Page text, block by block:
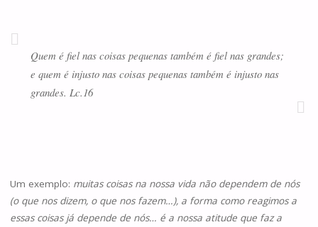
Quem é fiel nas coisas pequenas também é fiel nas grandes;
e quem é injusto nas coisas pequenas também é injusto nas
grandes. Lc.16
Um exemplo: muitas coisas na nossa vida não dependem de nós
(o que nos dizem, o que nos fazem…), a forma como reagimos a
essas coisas já depende de nós… é a nossa atitude que faz a